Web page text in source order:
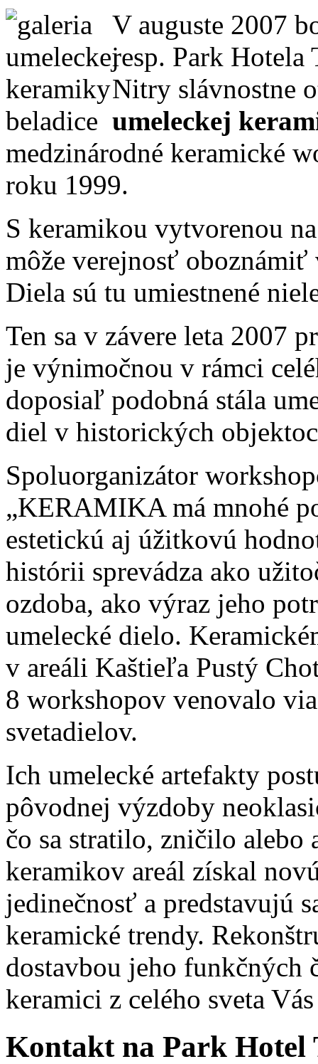
V auguste 2007
resp. Park
Nitry slávnostne
umeleckej
medzinárodné keramické
roku 1999.
S keramikou vytvorenou
môže verejnosť
Diela sú tu umiestnené
Ten sa v závere leta 2007
je výnimočnou v rámci
doposiaľ podobná stála
diel v historických
Spoluorganizátor
„KERAMIKA má mnohé
estetickú aj úžitkovú
histórii sprevádza ako
ozdoba, ako výraz jeho
umelecké dielo.
v areáli Kaštieľa Pustý
8 workshopov venovalo
svetadielov.
Ich umelecké artefakty
pôvodnej výzdoby
čo sa stratilo, zničilo
keramikov areál získal
jedinečnosť a predstavujú
keramické trendy.
dostavbou jeho
keramici z celého sveta
Kontakt na Park Hotel